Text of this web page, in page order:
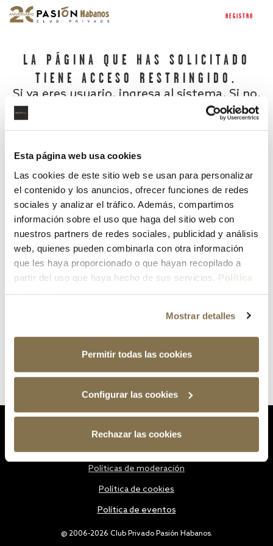
Esta página web usa cookies
Las cookies de este sitio web se usan para personalizar
el contenido y los anuncios, ofrecer funciones de redes
sociales y analizar el tráfico. Además, compartimos
información sobre el uso que haga del sitio web con
nuestros partners de redes sociales, publicidad y análisis
web, quienes pueden combinarla con otra información
que les haya proporcionado o que hayan recopilado a
partir del uso que haya hecho de sus servicios. Política
Mostrar detalles
Permitir todas las cookies
Configurar las cookies
Rechazar las cookies
REGISTRO
LA PÁGINA QUE HAS SOLICITADO
TIENE ACCESO RESTRINGIDO.
Si ya eres usuario, ingresa al sistema. Si no,
¿Has olvidado tu contraseña?
@ 2006-2026 Club Privado Pasión Habanos.
Políticas de moderación
Política de cookies
Política de eventos